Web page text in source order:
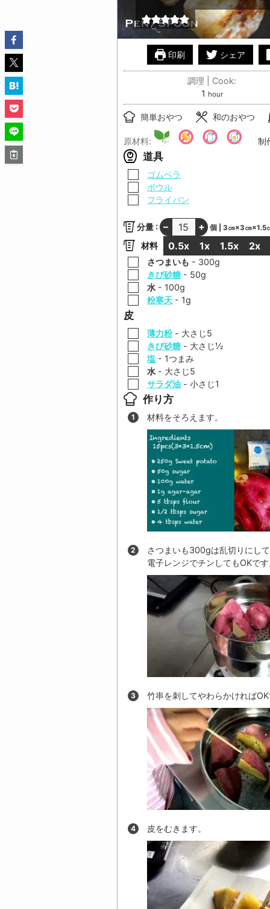
印刷 シェア
調理 | Cook:
1 hour
hour
簡単おやつ 和のおやつ
原材料: 制
道具
▢ゴムベラ
▢
ボウル
▢
フライパン
分量 : – + 個 | 3㎝×3㎝×1.5
材料 0.5x 1x 1.5x 2x
▢
さつまいも - 300g
▢きび砂糖 - 50g
▢
水 - 100g
▢
粉寒天 - 1g
皮
▢
薄力粉- 大さじ5
▢きび砂糖 - 大さじ½
▢
塩 - 1つまみ
▢
水 - 大さじ5
▢
サラダ油 -小さじ1
作り方
材料をそろえます。
さつまいも300gは乱切りにし
電子レンジでチンしてもOKで
竹串を刺してやわらかければ
皮をむきます。